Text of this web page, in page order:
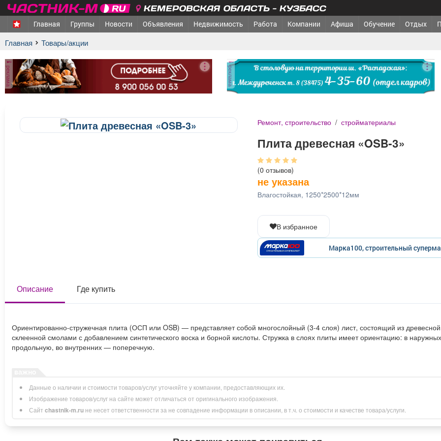
КЕМЕРОВСКАЯ ОБЛАСТЬ - КУЗБАСС
Главная Группы Новости Объявления Недвижимость Работа Компании Афиша Обучение Отдых
Главная Товары/акции
реклама реклама
Ремонт, строительство / стройматериалы
Плита древесная «OSB-3»
(0 отзывов)
не указана
Влагостойкая, 1250*2500*12мм
В избранное
Марка100, строительный
Описание Где купить
Ориентированно-стружечная плита (ОСП или OSB) — представляет собой многослойный (3-4 слоя) лист, состоящий из древесной
склеенной смолами с добавлением синтетического воска и борной кислоты. Стружка в слоях плиты имеет ориентацию: в наружных
продольную, во внутренних — поперечную.
Данные о наличии и стоимости товаров/услуг уточняйте у компании, предоставляющих их.
Изображение товаров/услуг на сайте может отличаться от оригинального изображения.
Сайт chastnik-m.ru не несет ответственности за не совпадение информации в описании, в т.ч. о стоимости и качестве товара/услуги.